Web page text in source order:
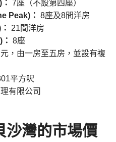
7座（不設第四座）
Peak)： 8座及8間洋房
21間洋房
8座
，由一房至五房，並設有複
平方呎
有限公司
沙灣的市場價